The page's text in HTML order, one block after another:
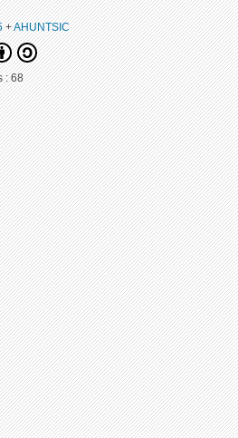
+AHUNTSIC
:68